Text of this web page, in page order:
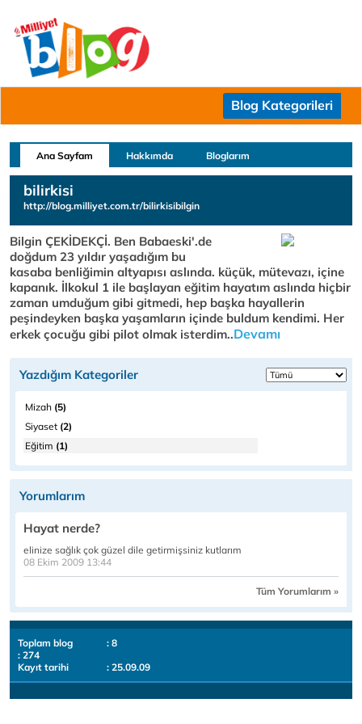
Blog Kategorileri
Ana Sayfam Hakkımda Bloglarım
bilirkisi
http://blog.milliyet.com.tr/bilirkisibilgin
Bilgin ÇEKİDEKÇİ. Ben Babaeski'.de
doğdum 23 yıldır yaşadığım bu
kasaba benliğimin altyapısı aslında. küçük, mütevazı, içine
kapanık. İlkokul 1 ile başlayan eğitim hayatım aslında hiçbir
zaman umduğum gibi gitmedi, hep başka hayallerin
peşindeyken başka yaşamların içinde buldum kendimi. Her
erkek çocuğu gibi pilot olmak isterdim..Devamı
Yazdığım Kategoriler
Mizah (5)
Siyaset (2)
Eğitim (1)
Yorumlarım
Hayat nerde?
elinize sağlık çok güzel dile getirmişsiniz kutlarım
08 Ekim 2009 13:44
Tüm Yorumlarım »
Toplam blog
: 8
: 274
Kayıt tarihi
: 25.09.09